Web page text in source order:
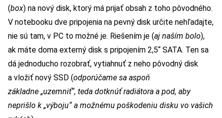
(box) na nový disk, ktorý má prijať obsah z toho pôvodného.
V notebooku dve pripojenia na pevný disk určite nehľadajte,
nie sú tam, v PC to možné je. Riešením je (aj naším bolo),
ak máte doma externý disk s pripojením 2,5“ SATA. Ten sa
dá jednoducho rozobrať, vytiahnuť z neho pôvodný disk
a vložiť nový SSD (odporúčame sa aspoň
základne „uzemniť“, teda dotknúť radiátora a pod, aby
neprišlo k „výboju“ a možnému poškodeniu disku vo vašich